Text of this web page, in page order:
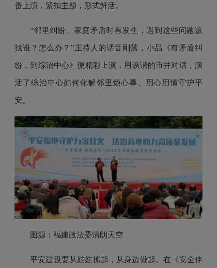
番上演，紧扣主题，形式鲜活。
“邻里纠纷、家庭矛盾时有发生，遇到这些问题该
找谁？怎么办？”主持人的话音刚落，小品《有矛盾纠
纷，到综治中心》便精彩上演，用诙谐的市井对话，演
活了综治中心如何化解邻里烦心事、用心用情守护平
安。
图源：福建政法委清朗天空
平安建设要从娃娃抓起，从身边做起。在《安全伴